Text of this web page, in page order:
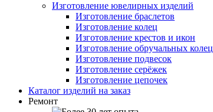
Изготовление ювелирных изделий
Изготовление браслетов
Изготовление колец
Изготовление крестов и икон
Изготовление обручальных колец
Изготовление подвесок
Изготовление серёжек
Изготовление цепочек
Каталог изделий на заказ
Ремонт